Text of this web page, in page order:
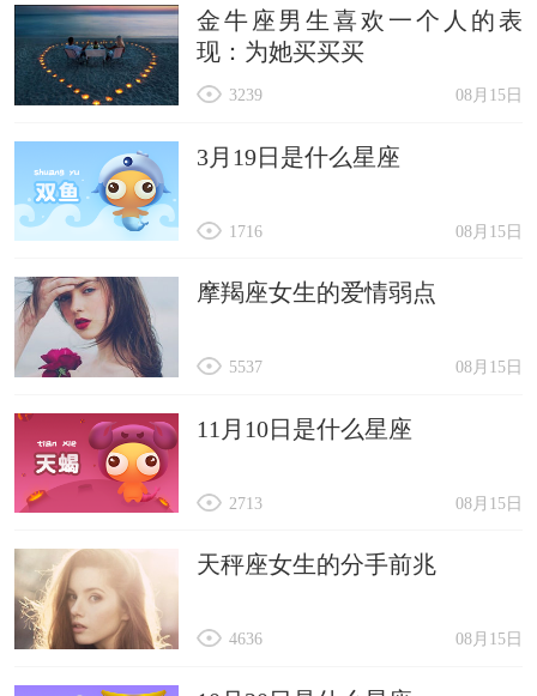
金牛座男生喜欢一个人的表
现：为她买买买
08月15日
3239
3月19日是什么星座
08月15日
1716
摩羯座女生的爱情弱点
08月15日
5537
11月10日是什么星座
08月15日
2713
天秤座女生的分手前兆
08月15日
4636